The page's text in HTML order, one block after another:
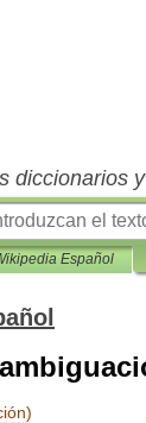
diccionarios
Español
)